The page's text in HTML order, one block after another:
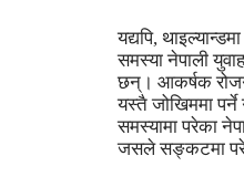
यद्यपि,
समस्या नेपाली
छन्। आकर्षक
यस्तै जोखिममा
समस्यामा परेका
जसले सङ्कटमा